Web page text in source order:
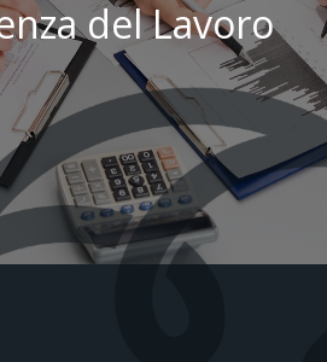
del Lavoro